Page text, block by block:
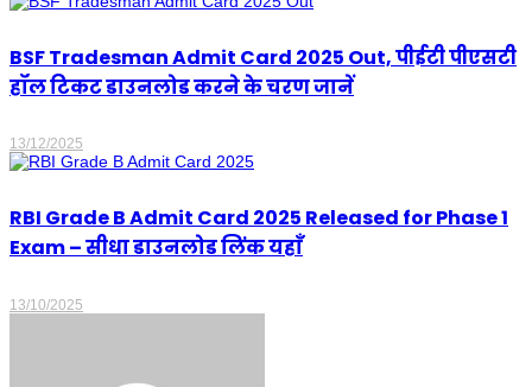
BSF Tradesman Admit Card 2025 Out, पीईटी पीएसटी
हॉल टिकट डाउनलोड करने के चरण जानें
13/12/2025
RBI Grade B Admit Card 2025 Released for Phase 1
Exam – सीधा डाउनलोड लिंक यहाँ
13/10/2025